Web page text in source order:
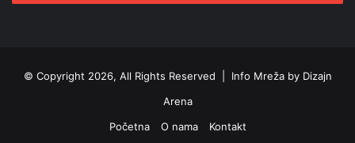
© Copyright 2026, All Rights Reserved | Info Mreža by Dizajn
Arena
Početna
O nama Kontakt